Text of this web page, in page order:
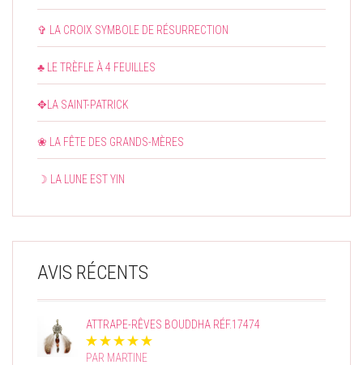
✞ LA CROIX SYMBOLE DE RÉSURRECTION
♣ LE TRÈFLE À 4 FEUILLES
✥LA SAINT-PATRICK
❀ LA FÊTE DES GRANDS-MÈRES
☽ LA LUNE EST YIN
AVIS RÉCENTS
ATTRAPE-RÊVES BOUDDHA RÉF.17474
PAR MARTINE